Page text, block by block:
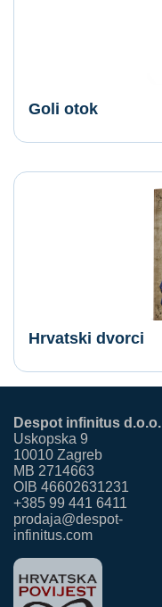
Goli otok
Hrvatski dvorci
Despot infinitus d.o.o.
Uskopska 9
10010 Zagreb
MB 2714663
OIB 46602631231
+385 99 441 6411
prodaja@despot-
infinitus.com